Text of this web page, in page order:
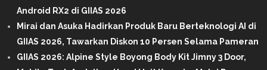
Android RX2 di GIIAS 2026
Mirai dan Asuka Hadirkan Produk Baru Berteknologi AI di
GIIAS 2026, Tawarkan Diskon 10 Persen Selama Pameran
GIIAS 2026: Alpine Style Boyong Body Kit Jimny 3 Door,